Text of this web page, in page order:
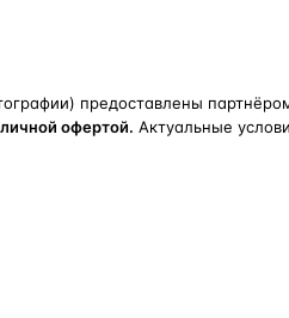
предоставлены
офертой. Актуальные